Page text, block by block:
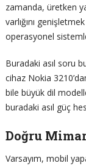
zamanda, üretken
varlığını
operasyonel
Buradaki asıl soru
cihaz Nokia
bile büyük dil
buradaki asıl güç
Doğru
Varsayım, mobil